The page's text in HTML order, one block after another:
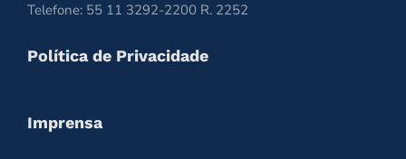
Telefone: 55 11 3292-2200 R. 2252
Política de Privacidade
Imprensa